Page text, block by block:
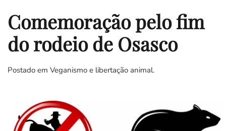
Comemoração pelo fim
do rodeio de Osasco
Postado em Veganismo e libertação animal.